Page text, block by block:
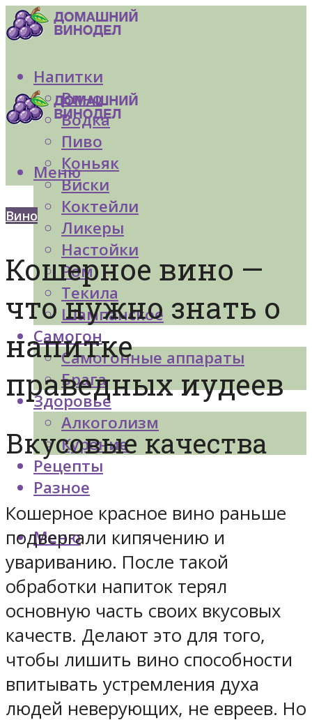
Напитки
Вино
Водка
Пиво
Коньяк
Виски
Коктейли
Ликеры
Настойки
Ром
Текила
Шампанское
Самогон
Самогонные аппараты
Брага
Здоровье
Алкоголизм
Курение
Рецепты
Разное
Меню
Меню
Вино
Кошерное вино —
что нужно знать о
напитке
праведных иудеев
Вкусовые качества
Кошерное красное вино раньше
подвергали кипячению и
увариванию. После такой
обработки напиток терял
основную часть своих вкусовых
качеств. Делают это для того,
чтобы лишить вино способности
впитывать устремления духа
людей неверующих, не евреев. Но